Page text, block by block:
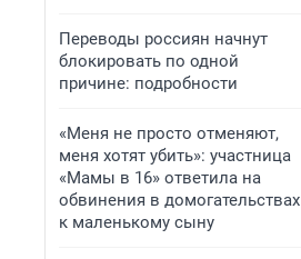
Переводы россиян начнут
блокировать по одной
причине: подробности
«Меня не просто отменяют,
меня хотят убить»: участница
«Мамы в 16» ответила на
обвинения в домогательствах
к маленькому сыну